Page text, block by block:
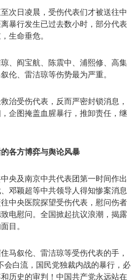
次日凌晨，受伤代表们才被送往中
暴行发生已过去数小时，部分代表
生命垂危。
、阎宝航、陈震中、浦熙修、高集
伦、雷洁琼等伤势最为严重。
治受伤代表，反而严密封锁消息，
企图掩盖血腥暴行，推卸责任，继
各方博弈与舆论风暴
央及南京中共代表团第一时间作出
邓颖超等中共领导人得知惨案消息
中央医院探望受伤代表，慰问伤者
电慰问。全国掀起抗议浪潮，揭露
目。
马叙伦、雷洁琼等受伤代表的手，
会白流，国民党独裁内战的暴行，必
历史的审判！中国共产党永远站在